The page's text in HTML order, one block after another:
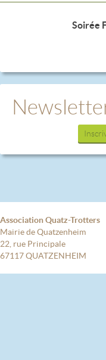
Soirée
Association Quatz-Trotters
Mairie de Quatzenheim
22, rue Principale
67117 QUATZENHEIM